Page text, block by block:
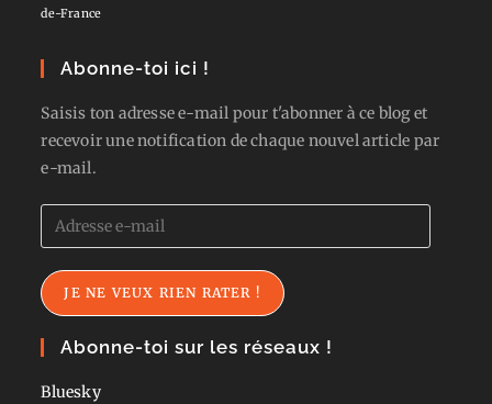
de-France
Abonne-toi ici !
Saisis ton adresse e-mail pour t'abonner à ce blog et
recevoir une notification de chaque nouvel article par
e-mail.
Adresse
e-
mail
JE NE VEUX RIEN RATER !
Abonne-toi sur les réseaux !
Bluesky